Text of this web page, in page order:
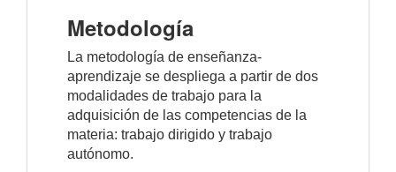
Metodología
La metodología de enseñanza-
aprendizaje se despliega a partir de dos
modalidades de trabajo para la
adquisición de las competencias de la
materia: trabajo dirigido y trabajo
autónomo.